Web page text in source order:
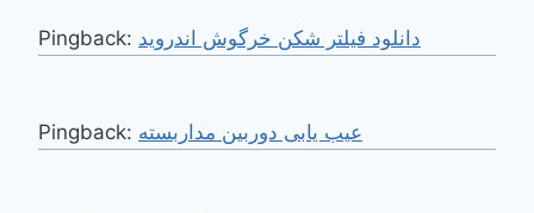
Pingback: دانلود فیلتر شکن خرگوش اندروید
Pingback: عیب یابی دوربین مداربسته